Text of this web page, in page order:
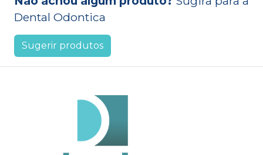
Dental Odontica
Sugerir produtos